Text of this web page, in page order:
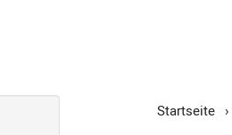
Startseite ›